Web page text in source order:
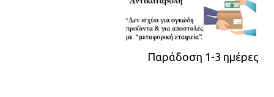
Παράδοση 1-3 ημέρες